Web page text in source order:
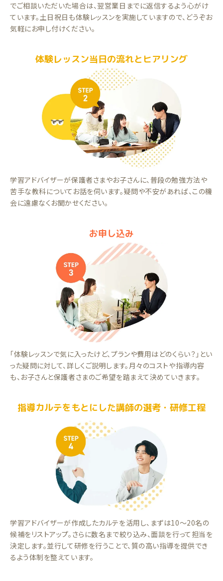
でご相談いただいた場合は、翌営業日までに返信するよう心がけ
ています。土日祝日も体験レッスンを実施していますので、どうぞお
気軽にお申し付けください。
体験レッスン当日の流れとヒアリング
学習アドバイザーが保護者さまやお子さんに、普段の勉強方法や
苦手な教科についてお話を伺います。疑問や不安があれば、この機
会に遠慮なくお聞かせください。
お申し込み
「体験レッスンで気に入ったけど、プランや費用はどのくらい？」とい
った疑問に対して、詳しくご説明します。月々のコストや指導内容
も、お子さんと保護者さまのご希望を踏まえて決めていきます。
指導カルテをもとにした講師の選考・研修工程
学習アドバイザーが作成したカルテを活用し、まずは10～20名の
候補をリストアップ。さらに数名まで絞り込み、面談を行って担当を
決定します。並行して研修を行うことで、質の高い指導を提供でき
るよう体制を整えています。